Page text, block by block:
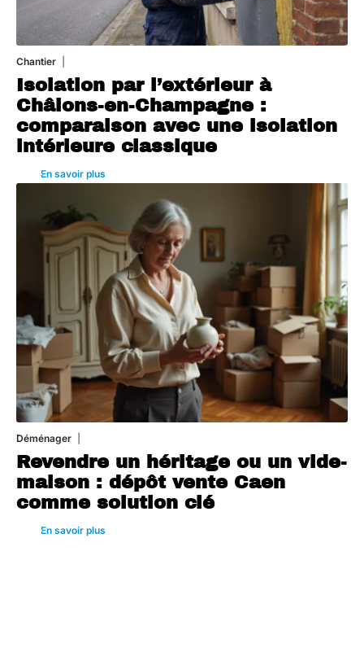
Chantier
Isolation par l’extérieur à
Châlons-en-Champagne :
comparaison avec une isolation
intérieure classique
En savoir plus
Déménager
Revendre un héritage ou un vide-
maison : dépôt vente Caen
comme solution clé
En savoir plus